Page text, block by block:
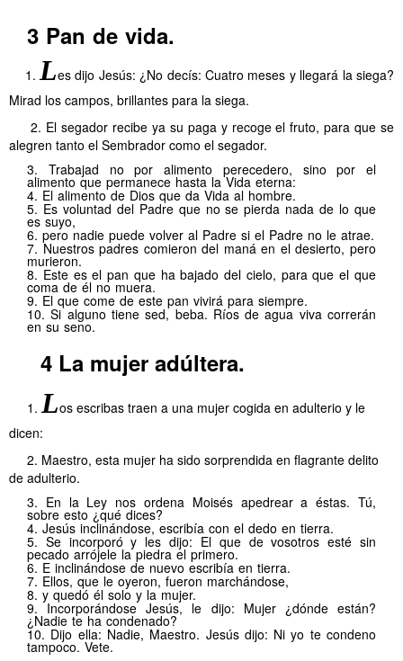
3 Pan de vida.
1.Les dijo Jesús: ¿No decís: Cuatro meses y llegará la siega?
Mirad los campos, brillantes para la siega.
2. El segador recibe ya su paga y recoge el fruto, para que se
alegren tanto el Sembrador como el segador.
3. Trabajad no por alimento perecedero, sino por el
alimento que permanece hasta la Vida eterna:
4. El alimento de Dios que da Vida al hombre.
5. Es voluntad del Padre que no se pierda nada de lo que
es suyo,
6. pero nadie puede volver al Padre si el Padre no le atrae.
7.Nuestros padres comieron del maná en el desierto, pero
murieron.
8. Este es el pan que ha bajado del cielo, para que el que
coma de él no muera.
9. El que come de este pan vivirá para siempre.
10.Si alguno tiene sed, beba. Ríos de agua viva correrán
en su seno.
4 La mujer adúltera.
1. Los escribas traen a una mujer cogida en adulterio y le
dicen:
2. Maestro, esta mujer ha sido sorprendida en flagrante delito
de adulterio.
3. En la Ley nos ordena Moisés apedrear a éstas. Tú,
sobre esto ¿qué dices?
4. Jesús inclinándose, escribía con el dedo en tierra.
5. Se incorporó y les dijo: El que de vosotros esté sin
pecado arrójele la piedra el primero.
6. E inclinándose de nuevo escribía en tierra.
7. Ellos, que le oyeron, fueron marchándose,
8. y quedó él solo y la mujer.
9.Incorporándose Jesús, le dijo: Mujer ¿dónde están?
¿Nadie te ha condenado?
10. Dijo ella: Nadie, Maestro. Jesús dijo: Ni yo te condeno
tampoco. Vete.